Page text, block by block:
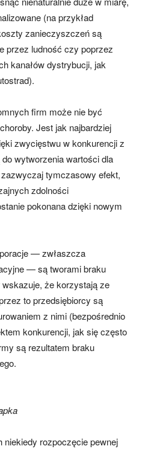
(na przykład
zanieczyszczeń są
przez ludność czy poprzez
kanałów dystrybucji, jak
firm może nie być
Jest jak najbardziej
zwycięstwu w konkurencji z
wytworzenia wartości dla
tymczasowy efekt,
zdolności
pokonana dzięki nowym
— zwłaszcza
— są tworami braku
że korzystają ze
to przedsiębiorcy są
z nimi (bezpośrednio
konkurencji, jak się często
są rezultatem braku
niekiedy rozpoczęcie pewnej